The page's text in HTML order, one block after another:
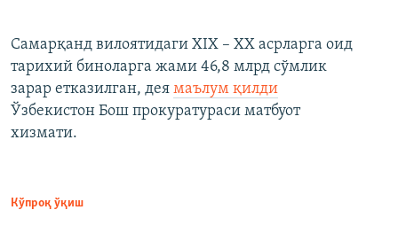
Самарқанд вилоятидаги XIX – XX асрларга оид
тарихий биноларга жами 46,8 млрд сўмлик
зарар етказилган, дея маълум қилди
Ўзбекистон Бош прокуратураси матбуот
хизмати.
Кўпроқ ўқиш